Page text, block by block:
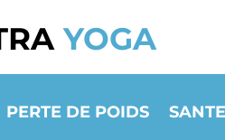
YOGA
PERTE DE POIDS